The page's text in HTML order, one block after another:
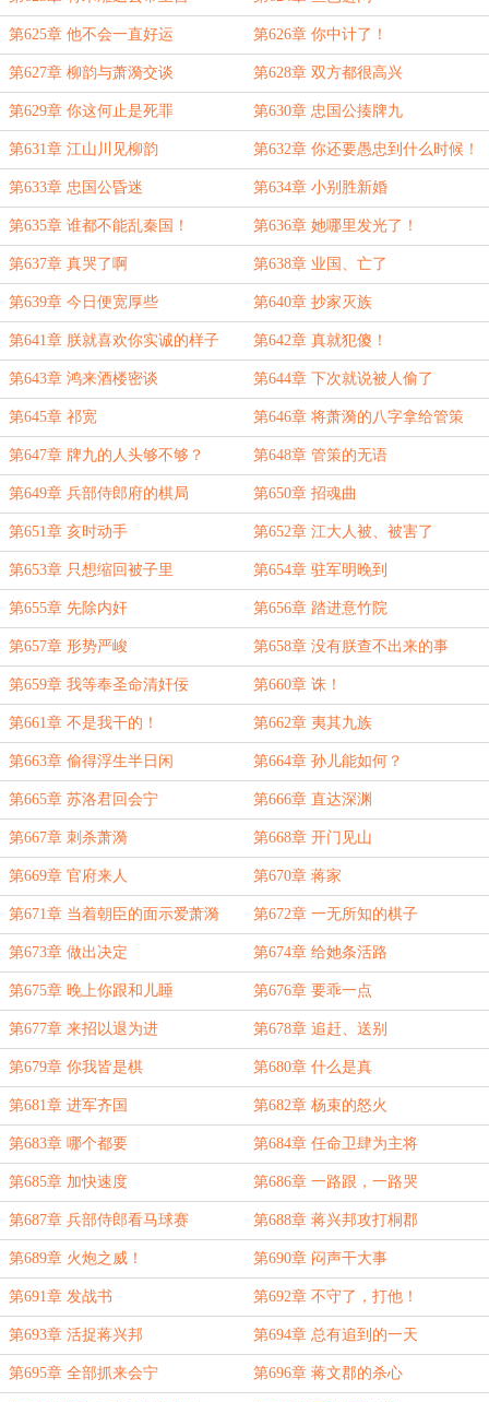
第625章 他不会一直好运 第626章 你中计了！
第627章 柳韵与萧漪交谈 第628章 双方都很高兴
第629章 你这何止是死罪 第630章 忠国公揍牌九
第631章 江山川见柳韵 第632章 你还要愚忠到什么时候！
第633章 忠国公昏迷 第634章 小别胜新婚
第635章 谁都不能乱秦国！ 第636章 她哪里发光了！
第637章 真哭了啊 第638章 业国、亡了
第639章 今日便宽厚些 第640章 抄家灭族
第641章 朕就喜欢你实诚的样子 第642章 真就犯傻！
第643章 鸿来酒楼密谈 第644章 下次就说被人偷了
第645章 祁宽 第646章 将萧漪的八字拿给管策
第647章 牌九的人头够不够？ 第648章 管策的无语
第649章 兵部侍郎府的棋局 第650章 招魂曲
第651章 亥时动手 第652章 江大人被、被害了
第653章 只想缩回被子里 第654章 驻军明晚到
第655章 先除内奸 第656章 踏进意竹院
第657章 形势严峻 第658章 没有朕查不出来的事
第659章 我等奉圣命清奸佞 第660章 诛！
第661章 不是我干的！ 第662章 夷其九族
第663章 偷得浮生半日闲 第664章 孙儿能如何？
第665章 苏洛君回会宁 第666章 直达深渊
第667章 刺杀萧漪 第668章 开门见山
第669章 官府来人 第670章 蒋家
第671章 当着朝臣的面示爱萧漪 第672章 一无所知的棋子
第673章 做出决定 第674章 给她条活路
第675章 晚上你跟和儿睡 第676章 要乖一点
第677章 来招以退为进 第678章 追赶、送别
第679章 你我皆是棋 第680章 什么是真
第681章 进军齐国 第682章 杨束的怒火
第683章 哪个都要 第684章 任命卫肆为主将
第685章 加快速度 第686章 一路跟，一路哭
第687章 兵部侍郎看马球赛 第688章 蒋兴邦攻打桐郡
第689章 火炮之威！ 第690章 闷声干大事
第691章 发战书 第692章 不守了，打他！
第693章 活捉蒋兴邦 第694章 总有追到的一天
第695章 全部抓来会宁 第696章 蒋文郡的杀心